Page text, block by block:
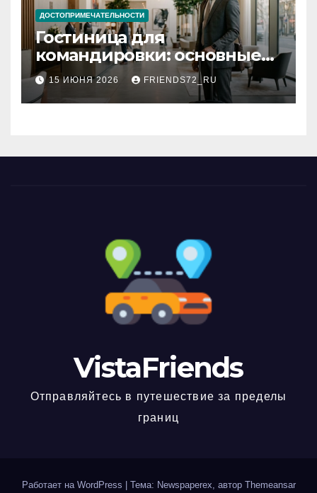
ДОСТОПРИМЕЧАТЕЛЬНОСТИ
Гостиница для
командировки: основные
критерии выбора
15 ИЮНЯ 2026 FRIENDS72_RU
VistaFriends
Отправляйтесь в путешествие за пределы
границ
Работает на WordPress Тема: Newspaperex, автор Themeansar